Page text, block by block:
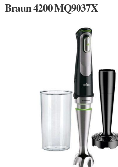
Braun 4200 MQ9037X